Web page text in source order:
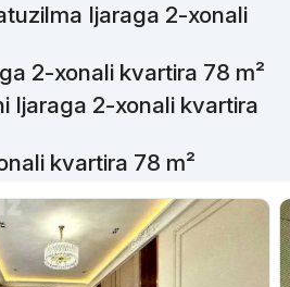
Ijaraga 2-xonali
2-xonali kvartira 78 m²
Ijaraga 2-xonali kvartira
kvartira 78 m²